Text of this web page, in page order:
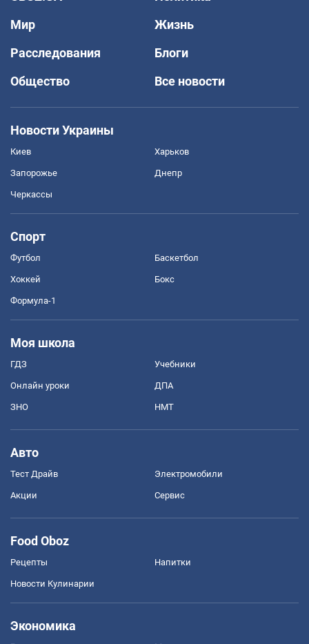
Мир
Жизнь
Расследования
Блоги
Общество
Все новости
Новости Украины
Киев Харьков
Запорожье Днепр
Черкассы
Спорт
Футбол Баскетбол
Хоккей Бокс
Формула-1
Моя школа
ГДЗ Учебники
Онлайн уроки ДПА
ЗНО НМТ
Авто
Тест Драйв Электромобили
Акции Сервис
Food Oboz
Рецепты Напитки
Новости Кулинарии
Экономика